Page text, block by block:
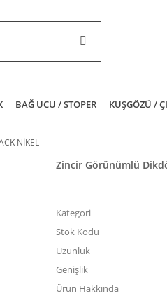
BAĞ UCU / STOPER KUŞGÖZÜ /
NİKEL
Zincir Görünümlü
Kategori
Stok Kodu
Uzunluk
Genişlik
Ürün Hakkında